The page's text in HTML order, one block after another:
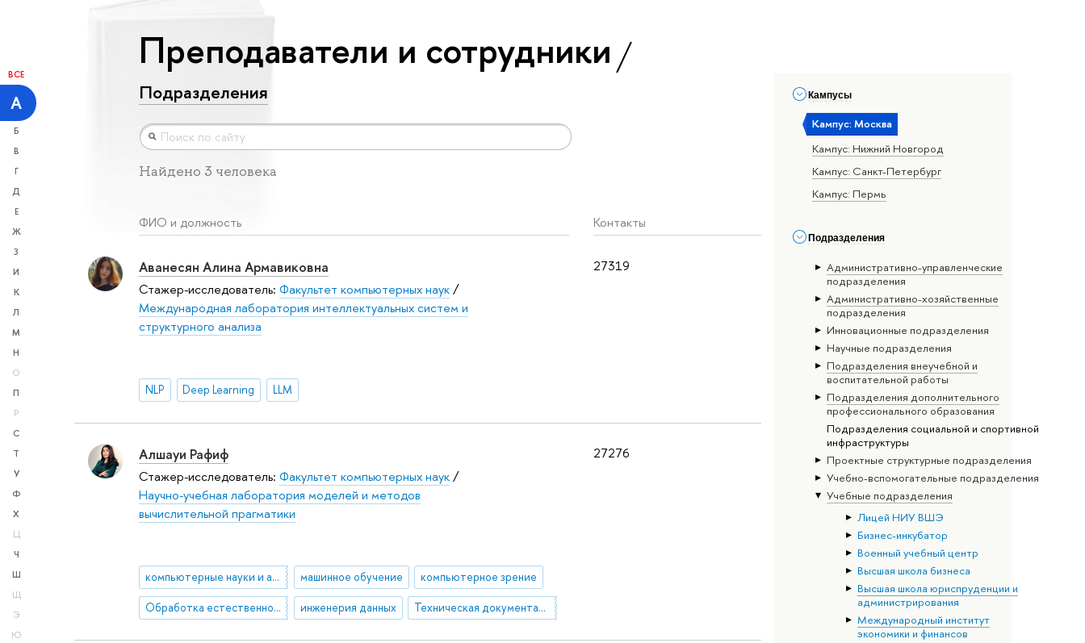
ВСЕ
А
Б
В
Г
Д
Е
Ж
З
И
К
Л
М
Н
О
П
Р
С
Т
У
Ф
Х
Ц
Ч
Ш
Щ
Э
Ю
Кампусы
Кампус: Москва
Кампус: Нижний Новгород
Кампус: Санкт-Петербург
Кампус: Пермь
Подразделения
Административно-управленческие
подразделения
Административно-хозяйственные
подразделения
Инновационные подразделения
Научные подразделения
Подразделения внеучебной и
воспитательной работы
Подразделения дополнительного
профессионального образования
Подразделения социальной и спортивной
инфраструктуры
Проектные структурные подразделения
Учебно-вспомогательные подразделения
Учебные подразделения
Лицей НИУ ВШЭ
Бизнес-инкубатор
Военный учебный центр
Высшая школа бизнеса
Высшая школа юриспруденции и
администрирования
Международный институт
экономики и финансов
Преподаватели и сотрудники
Подразделения
Найдено 3 человека
ФИО и должность Контакты
27319
Аванесян Алина Армавиковна
Стажер-исследователь: Факультет компьютерных наук/
Международная лаборатория интеллектуальных систем и
структурного анализа
NLP Deep Learning LLM
27276
Алшауи Рафиф
Стажер-исследователь: Факультет компьютерных наук/
Научно-учебная лаборатория моделей и методов
вычислительной прагматики
компьютерные науки и анализ данных машинное обучение компьютерное зрение
Обработка естественного языка (NLP) инженерия данных Техническая документация